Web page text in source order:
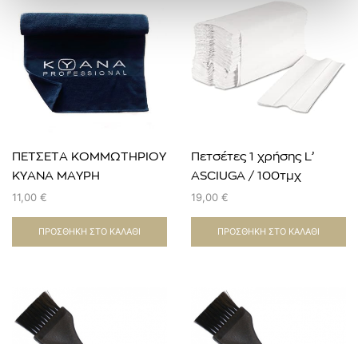
ΠΕΤΣΕΤΑ ΚΟΜΜΩΤΗΡΙΟΥ
KYANA ΜΑΥΡΗ
ΑΝΕΞΙΤΗΛΗ
11,00 €
ΠΡΟΣΘΉΚΗ ΣΤΟ ΚΑΛΆΘΙ
Πετσέτες 1 χρήσης L’
ASCIUGA / 100τμχ
19,00 €
ΠΡΟΣΘΉΚΗ ΣΤΟ ΚΑΛΆΘΙ